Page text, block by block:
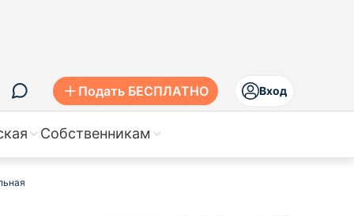
Подать БЕСПЛАТНО Вход
Собственникам